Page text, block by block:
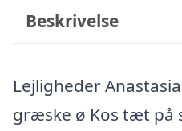
Beskrivelse
Lejligheder
græske ø Kos tæt på